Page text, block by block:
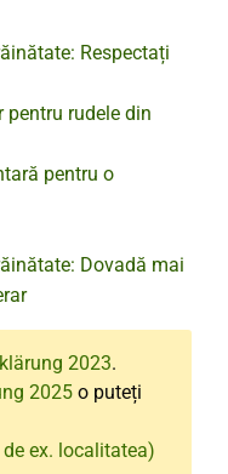
Respectați
pentru rudele din
pentru o
Dovadă mai
2023.
2025 o puteți
ex. localitatea)